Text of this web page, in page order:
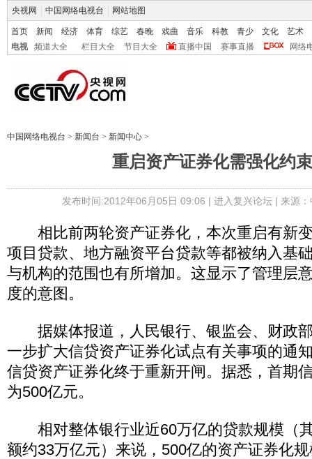
央视网 中国网络电视台 网站地图
首页 新闻 经济 体育 综艺 春晚 戏曲 音乐 科教 青少 文化
艺术
电视
频道大全 栏目大全 节目大全 直播中国 赛事直播 网络
中国网络电视台 > 新闻台 > 新闻中心 >
重启资产证券化需强化约
发布时间:2012年06月05日 09:06 | 进入复兴论坛| 来源
相比前两轮资产证券化，本次重启有新
项目贷款、地方融资平台贷款等都被纳入基
与机构的范围也有所增加。这显示了管理层
度的意图。
据媒体报道，人民银行、银监会、财政
一步扩大信贷资产证券化试点有关事项的通
信贷资产证券化终于重新开闸。据悉，首期
为500亿元。
相对整体银行业近60万亿的贷款规模（
额约33万亿元）来说，500亿的资产证券化